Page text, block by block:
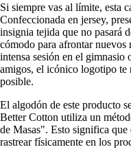
Si siempre vas al límite, esta
Confeccionada en jersey,
insignia tejida que no pasará
cómodo para afrontar nuevos
intensa sesión en el gimnasio
amigos, el icónico logotipo te
posible.
El algodón de este producto
Better Cotton utiliza un
de Masas". Esto significa
rastrear físicamente en los